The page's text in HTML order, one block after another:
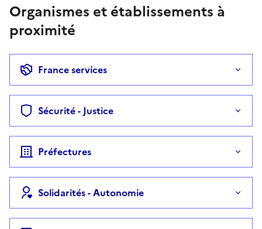
Organismes et établissements à
proximité
France services
Sécurité - Justice
Préfectures
Solidarités - Autonomie